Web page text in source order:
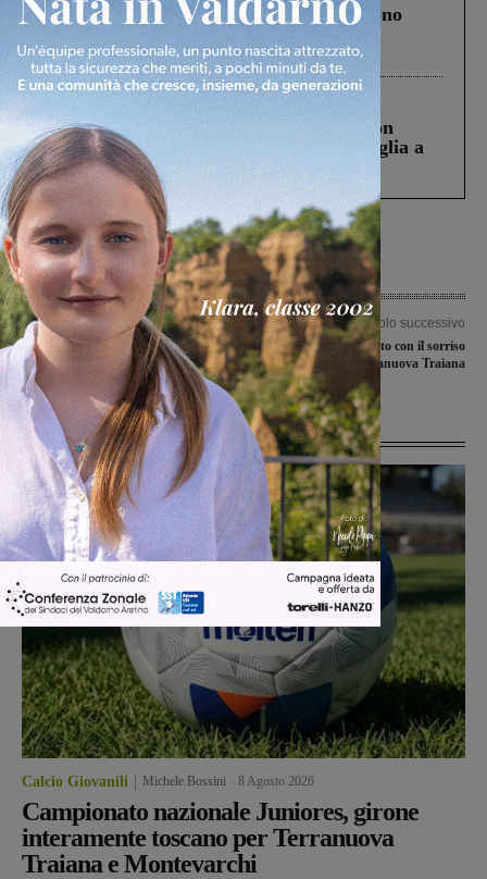
Un anno fa la strage in A1 in cui morirono
Gianni, Giulia e Franco. Lo schianto, il
processo, lo stop ai sorpassi fra tir....
Cronaca 3 Agosto 2026
Scomparso da una struttura di Castiglion
Fiorentino l’uomo che aveva ucciso la figlia a
Levane nel 2020
Articolo precedente
Covid-19, i nuovi contagi registrati in
Valdarno sono 172
Articolo successivo
Turno di campionato con il sorriso
per Figline e Terranuova Traiana
Ultime Notizie
Calcio Giovanili Michele Bossini 8 Agosto 2026
Campionato nazionale Juniores, girone
interamente toscano per Terranuova
Traiana e Montevarchi